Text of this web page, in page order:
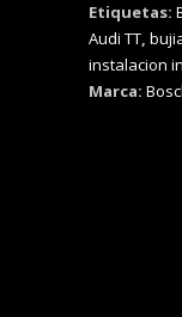
Etiquetas:
Audi TT,
instalacion
Marca: